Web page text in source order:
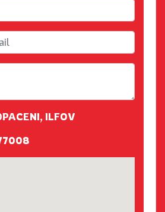
ILFOV